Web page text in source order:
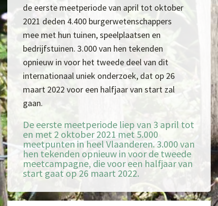
de eerste meetperiode van april tot oktober
2021 deden 4.400 burgerwetenschappers
mee met hun tuinen, speelplaatsen en
bedrijfstuinen. 3.000 van hen tekenden
opnieuw in voor het tweede deel van dit
internationaal uniek onderzoek, dat op 26
maart 2022 voor een halfjaar van start zal
gaan.
De eerste meetperiode liep van 3 april tot
en met 2 oktober 2021 met 5.000
meetpunten in heel Vlaanderen. 3.000 van
hen tekenden opnieuw in voor de tweede
meetcampagne, die voor een halfjaar van
start gaat op 26 maart 2022.